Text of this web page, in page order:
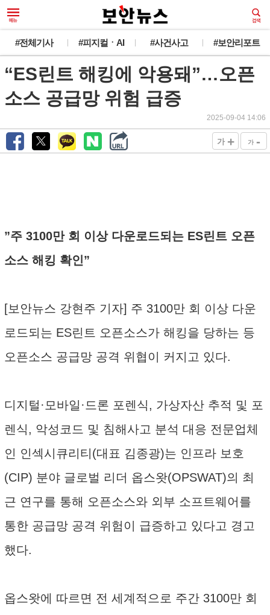
#전체기사 #피지컬ㆍAI #사건사고 #보안리포트
“ES린트 해킹에 악용돼”…오픈
소스 공급망 위험 급증
2025-09-04 14:06
가 + 가 -
”주 3100만 회 이상 다운로드되는 ES린트 오픈
소스 해킹 확인”
[보안뉴스 강현주 기자] 주 3100만 회 이상 다운
로드되는 ES린트 오픈소스가 해킹을 당하는 등
오픈소스 공급망 공격 위협이 커지고 있다.
디지털·모바일·드론 포렌식, 가상자산 추적 및 포
렌식, 악성코드 및 침해사고 분석 대응 전문업체
인 인섹시큐리티(대표 김종광)는 인프라 보호
(CIP) 분야 글로벌 리더 옵스왓(OPSWAT)의 최
근 연구를 통해 오픈소스와 외부 소프트웨어를
통한 공급망 공격 위험이 급증하고 있다고 경고
했다.
옵스왓에 따르면 전 세계적으로 주간 3100만 회
새로운 뉴스가 도착했습니다.
韓 외교관 전원 해킹 추정... 최대 1만건 유출